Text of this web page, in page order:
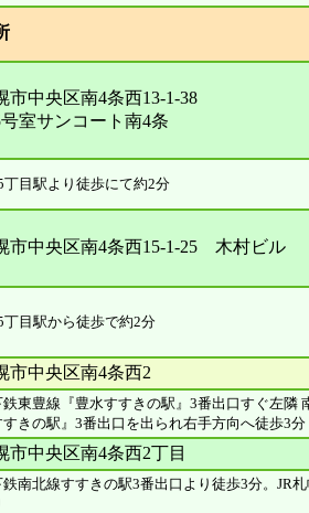
市中央区南4条西13-1-38
室サンコート南4条
丁目駅より徒歩にて約2分
市中央区南4条西15-1-25 木村ビル
丁目駅から徒歩で約2分
市中央区南4条西2
鉄東豊線『豊水すすきの駅』3番出口すぐ左隣
すきの駅』3番出口を出られ右手方向へ徒歩3分
市中央区南4条西2丁目
鉄南北線すすきの駅3番出口より徒歩3分。JR